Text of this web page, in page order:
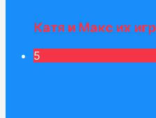
Катя и Макс их
5